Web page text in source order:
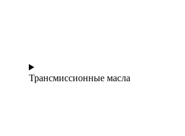
Трансмиссионные масла